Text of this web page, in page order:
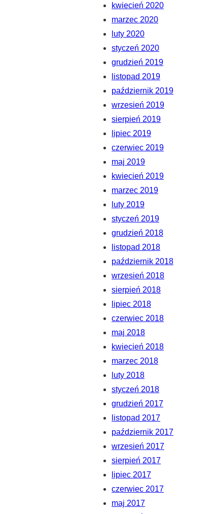
kwiecień 2020
marzec 2020
luty 2020
styczeń 2020
grudzień 2019
listopad 2019
październik 2019
wrzesień 2019
sierpień 2019
lipiec 2019
czerwiec 2019
maj 2019
kwiecień 2019
marzec 2019
luty 2019
styczeń 2019
grudzień 2018
listopad 2018
październik 2018
wrzesień 2018
sierpień 2018
lipiec 2018
czerwiec 2018
maj 2018
kwiecień 2018
marzec 2018
luty 2018
styczeń 2018
grudzień 2017
listopad 2017
październik 2017
wrzesień 2017
sierpień 2017
lipiec 2017
czerwiec 2017
maj 2017